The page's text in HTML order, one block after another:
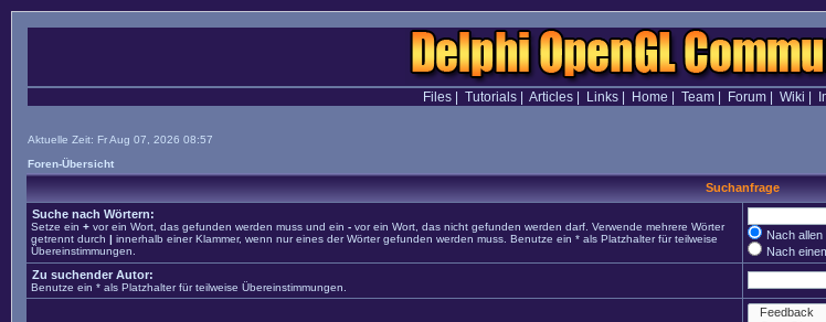
Files| Tutorials| Articles| Links| Home Team| Forum| Wiki
Aktuelle Zeit: Fr Aug 07, 2026 08:57
Foren-Übersicht
Suchanfrage
Suche nach Wörtern:
Setze ein + vor ein Wort, das gefunden werden muss und ein - vor ein Wort, das nicht gefunden werden darf. Verwende mehrere Wörter
getrennt durch | innerhalb einer Klammer, wenn nur eines der Wörter gefunden werden muss. Benutze ein * als Platzhalter für teilweise
Übereinstimmungen.
Nach
Nach
Zu suchender Autor:
Benutze ein * als Platzhalter für teilweise Übereinstimmungen.